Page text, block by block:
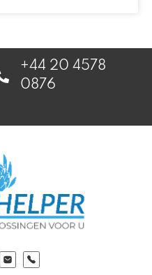
+44 20 4578
0876